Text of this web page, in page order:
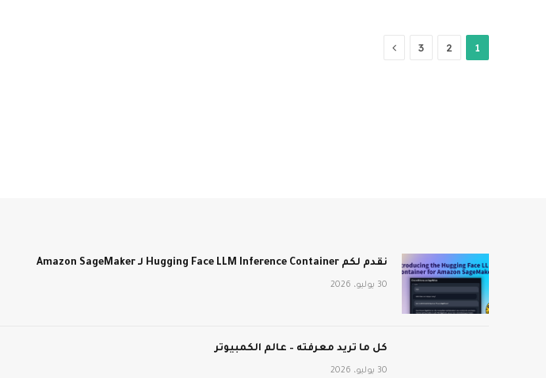
1
2
3 التالي
نقدم لكم Hugging Face LLM Inference Container لـ Amazon SageMaker
30 يوليو، 2026
كل ما تريد معرفته – عالم الكمبيوتر
30 يوليو، 2026